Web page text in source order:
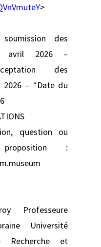
>
des
avril 2026 –
des
2026 – *Date du
question ou
:
Professeure
Université
Recherche et